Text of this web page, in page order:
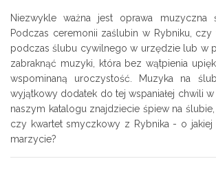
Niezwykle ważna jest oprawa muzyczna
Podczas ceremonii zaślubin w Rybniku,
podczas ślubu cywilnego w urzędzie lub w
zabraknąć muzyki, która bez wątpienia
wspominaną uroczystość. Muzyka na
wyjątkowy dodatek do tej wspaniałej chwili
naszym katalogu znajdziecie śpiew na
czy kwartet smyczkowy z Rybnika - o
marzycie?